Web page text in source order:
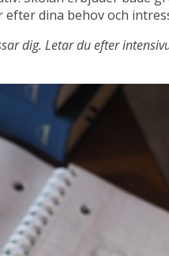
dina behov och
dig. Letar du efter